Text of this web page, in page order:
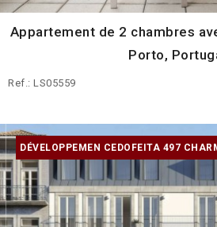
Appartement de 2 chambres
Porto,
Ref.: LS05559
DÉVELOPPEMEN CEDOFEITA 497